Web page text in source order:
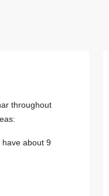
throughout
have about 9
Style House for